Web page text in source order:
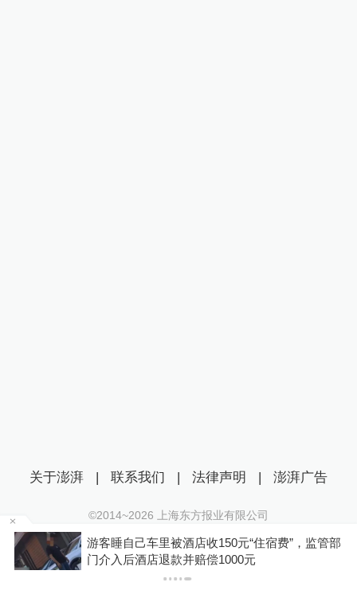
游客睡自己车里被酒店收150元“住宿费”，监管部
门介入后酒店退款并赔偿1000元
关于澎湃 | 联系我们 | 法律声明 | 澎湃广告
©2014~2026 上海东方报业有限公司
沪ICP证：沪B2-20170116 | 沪ICP备14003370号
互联网新闻信息服务许可证：31120170006
沪公网安备 31010602000299号